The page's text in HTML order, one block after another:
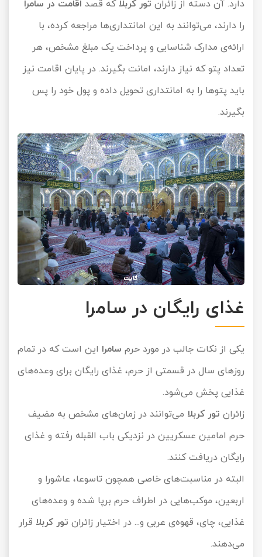
دارد. آن دسته از زائران تور کربلا که قصد اقامت در سامرا
را دارند، می‌توانند به این امانتداری‌ها مراجعه کرده، با
ارائه‌ی مدارک شناسایی و پرداخت یک مبلغ مشخص، هر
تعداد پتو که نیاز دارند، امانت بگیرند. در پایان اقامت نیز
باید پتوها را به امانتداری تحویل داده و پول خود را پس
بگیرند.
غذای رایگان در سامرا
یکی از نکات جالب در مورد حرم سامرا این است که در تمام
روزهای سال در قسمتی از حرم، غذای رایگان برای وعده‌های
غذایی پخش می‌شود.
زائران تور کربلا می‌توانند در زمان‌های مشخص به مضیف
حرم امامین عسکریین در نزدیکی باب القبله رفته و غذای
رایگان دریافت کنند.
البته در مناسبت‌های خاصی همچون تاسوعا، عاشورا و
اربعین، موکب‌هایی در اطراف حرم برپا شده و وعده‌های
غذایی، چای، قهوه‌ی عربی و... در اختیار زائران تور کربلا قرار
می‌دهند.